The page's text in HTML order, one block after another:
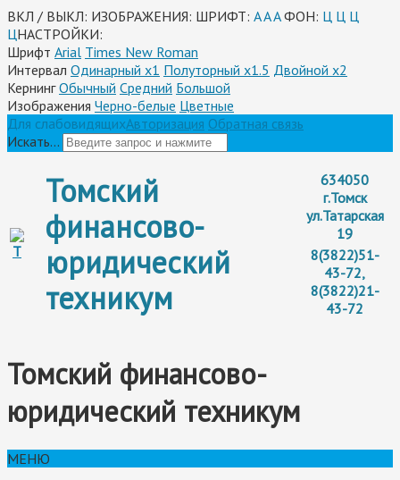
ВКЛ / ВЫКЛ: ИЗОБРАЖЕНИЯ: ШРИФТ: AAA ФОН: Ц Ц Ц
ЦНАСТРОЙКИ:
Шрифт Arial Times New Roman
Интервал Одинарный х1 Полуторный х1.5 Двойной х2
КернингОбычный Средний Большой
Изображения Черно-белые Цветные
Для слабовидящихАвторизация Обратная связь
Искать...
Томский
финансово-
юридический
техникум
634050
г.Томск
ул.Татарская
19
8(3822)51-
43-72,
8(3822)21-
43-72
Томский финансово-
юридический техникум
МЕНЮ